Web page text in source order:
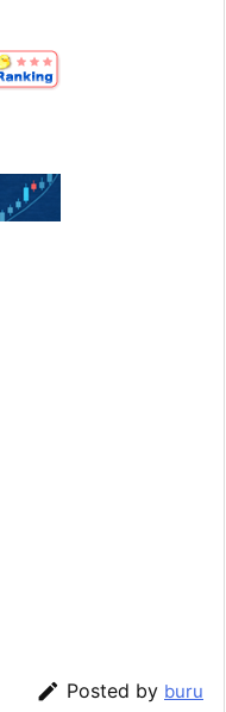
 Posted by buru